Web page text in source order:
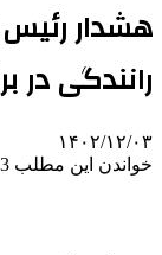
هشدار رئیس
رانندگی در
۱۴۰۲/۱۲/۰۳
خواندن این مطلب 3 دقیقه زمان میبرد